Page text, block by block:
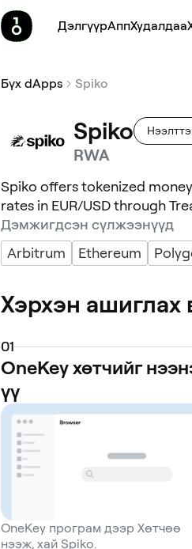
ДэлгүүрАппХудалдаа
Бүх dApps Spiko
Spiko
RWA
Spiko offers tokenized
rates in EUR/USD through
Дэмжигдсэн сүлжээнүүд
Arbitrum
Ethereum
Хэрхэн ашиглах
01
OneKey хөтчийг
үү
OneKey програм дээр Хөтчөө
нээж, хай Spiko.